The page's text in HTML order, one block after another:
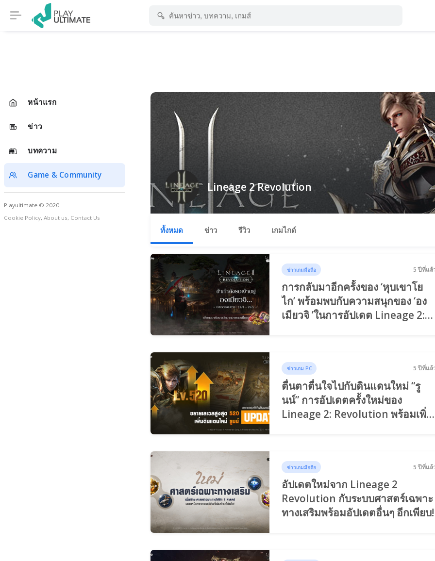
หน้าแรก
ข่าว
บทความ
Game & Community
Playultimate © 2020
Cookie Policy, About us, Contact Us
Lineage 2 Revolution
ทั้งหมด ข่าว รีวิว เกมไกด์
ข่าวเกมมือถือ 5 ปีที่แล้
การกลับมาอีกครั้งของ ‘หุบเขาโย
ไก’ พร้อมพบกับความสนุกของ ‘อง
เมียวจิ ’ในการอัปเดต Lineage 2:
ข่าวเกม PC 5 ปีที่แล้
ตื่นตาตื่นใจไปกับดินแดนใหม่ “รู
นน์” การอัปเดตครั้งใหม่ของ
Lineage 2: Revolution พร้อมเพิ่ม
ข่าวเกมมือถือ 5 ปีที่แล้
อัปเดตใหม่จาก Lineage 2
Revolution กับระบบศาสตร์เฉพาะ
ทางเสริมพร้อมอัปเดตอื่นๆ อีกเพียบ!